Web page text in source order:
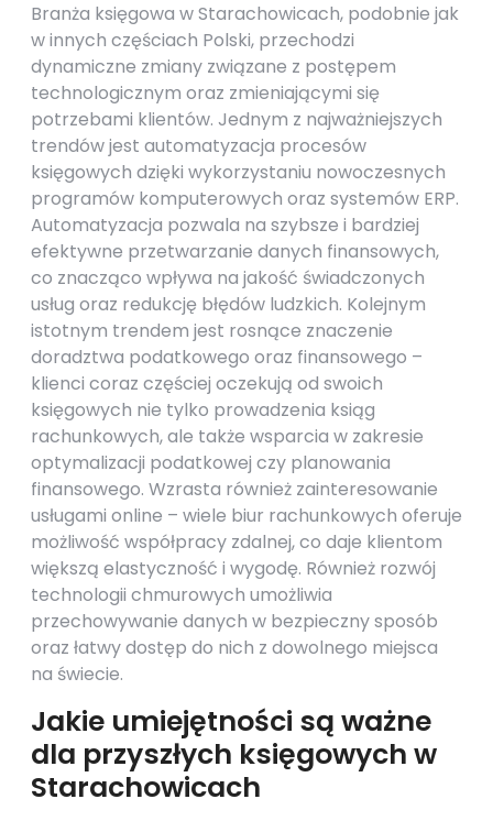
Branża księgowa w Starachowicach, podobnie jak
w innych częściach Polski, przechodzi
dynamiczne zmiany związane z postępem
technologicznym oraz zmieniającymi się
potrzebami klientów. Jednym z najważniejszych
trendów jest automatyzacja procesów
księgowych dzięki wykorzystaniu nowoczesnych
programów komputerowych oraz systemów ERP.
Automatyzacja pozwala na szybsze i bardziej
efektywne przetwarzanie danych finansowych,
co znacząco wpływa na jakość świadczonych
usług oraz redukcję błędów ludzkich. Kolejnym
istotnym trendem jest rosnące znaczenie
doradztwa podatkowego oraz finansowego –
klienci coraz częściej oczekują od swoich
księgowych nie tylko prowadzenia ksiąg
rachunkowych, ale także wsparcia w zakresie
optymalizacji podatkowej czy planowania
finansowego. Wzrasta również zainteresowanie
usługami online – wiele biur rachunkowych oferuje
możliwość współpracy zdalnej, co daje klientom
większą elastyczność i wygodę. Również rozwój
technologii chmurowych umożliwia
przechowywanie danych w bezpieczny sposób
oraz łatwy dostęp do nich z dowolnego miejsca
na świecie.
Jakie umiejętności są ważne
dla przyszłych księgowych w
Starachowicach